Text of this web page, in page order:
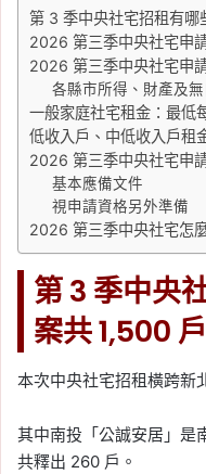
第 3 季中央社宅招租有哪
2026 第三季中央社宅申
2026 第三季中央社宅申
各縣市所得、財產及
一般家庭社宅租金：最低
低收入戶、中低收入戶租
2026 第三季中央社宅申
基本應備文件
視申請資格另外準備
2026 第三季中央社宅怎
第 3 季中央
案共 1,500 戶
本次中央社宅招租橫跨新
其中南投「公誠安居」是
共釋出 260 戶。